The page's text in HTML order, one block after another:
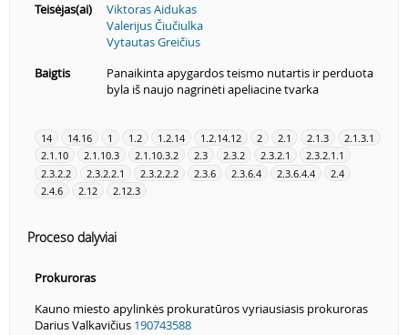
Teisėjas(ai)
Viktoras Aidukas
Valerijus Čiučiulka
Vytautas Greičius
Baigtis
Panaikinta apygardos teismo nutartis ir perduota
byla iš naujo nagrinėti apeliacine tvarka
14 14.16 1 1.2 1.2.14 1.2.14.12 2 2.1 2.1.3
2.1.3.1
2.1.10
2.1.10.3 2.1.10.3.2 2.3 2.3.2 2.3.2.1
2.3.2.1.1
2.3.2.2
2.3.2.2.1 2.3.2.2.2 2.3.6 2.3.6.4 2.3.6.4.4
2.4
2.4.6
2.12 2.12.3
Proceso dalyviai
Prokuroras
Kauno miesto apylinkės prokuratūros vyriausiasis prokuroras
Darius Valkavičius 190743588